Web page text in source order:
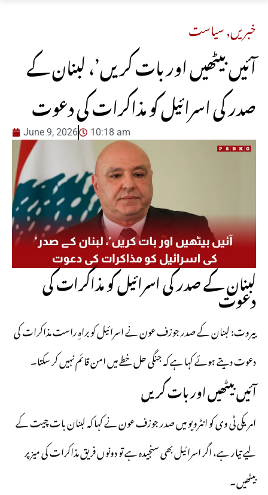
خبریں,سیاست
آئیں بیٹھیں اور بات کریں’، لبنان کے
صدر کی اسرائیل کو مذاکرات کی دعوت
June 9, 2026 10:18 am
لبنان کے صدر کی اسرائیل کو مذاکرات کی
دعوت
بیروت: لبنان کے صدر جوزف عون نے اسرائیل کو براہِ راست مذاکرات کی
دعوت دیتے ہوئے کہا ہے کہ جنگی حل خطے میں امن قائم نہیں کر سکتا۔
آئیں بیٹھیں اور بات کریں
امریکی ٹی وی کو انٹرویو میں صدر جوزف عون نے کہا کہ لبنان بات چیت کے
لیے تیار ہے، اگر اسرائیل بھی سنجیدہ ہے تو دونوں فریق مذاکرات کی میز پر
بیٹھیں۔